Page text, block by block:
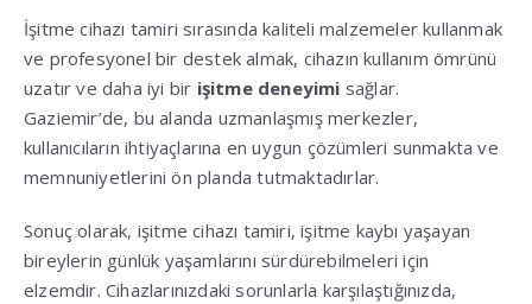
İşitme cihazı tamiri sırasında kaliteli malzemeler kullanmak
ve profesyonel bir destek almak, cihazın kullanım ömrünü
uzatır ve daha iyi bir işitme deneyimi sağlar.
Gaziemir’de, bu alanda uzmanlaşmış merkezler,
kullanıcıların ihtiyaçlarına en uygun çözümleri sunmakta ve
memnuniyetlerini ön planda tutmaktadırlar.
Sonuç olarak, işitme cihazı tamiri, işitme kaybı yaşayan
bireylerin günlük yaşamlarını sürdürebilmeleri için
elzemdir. Cihazlarınızdaki sorunlarla karşılaştığınızda,